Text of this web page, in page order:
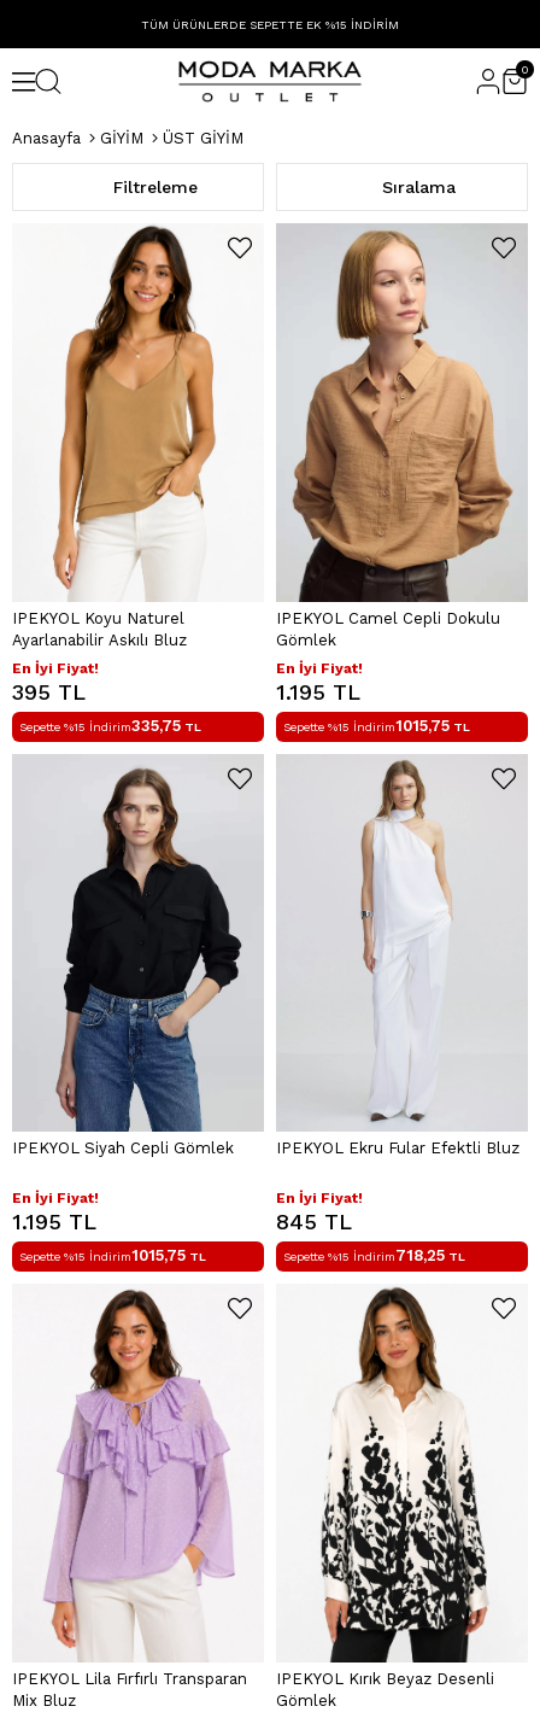
TÜM ÜRÜNLERDE SEPETTE EK %15 İNDİRİM
0
Anasayfa GİYİM ÜST GİYİM
Filtreleme Sıralama
IPEKYOL Koyu Naturel
Ayarlanabilir Askılı Bluz
En İyi Fiyat!
395 TL
Sepette %15 İndirim335,75 TL
IPEKYOL Camel Cepli Dokulu
Gömlek
En İyi Fiyat!
1.195 TL
Sepette %15 İndirim1015,75 TL
IPEKYOL Siyah Cepli Gömlek
En İyi Fiyat!
1.195 TL
Sepette %15 İndirim1015,75 TL
IPEKYOL Ekru Fular Efektli Bluz
En İyi Fiyat!
845 TL
Sepette %15 İndirim718,25 TL
IPEKYOL Lila Fırfırlı Transparan
Mix Bluz
IPEKYOL Kırık Beyaz Desenli
Gömlek